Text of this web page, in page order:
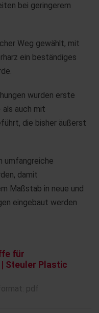
bei geringerem
Weg gewählt, mit
ein beständiges
wurden erste
auch mit
die bisher äußerst
umfangreiche
damit
Maßstab in neue und
eingebaut werden
für
Steuler Plastic